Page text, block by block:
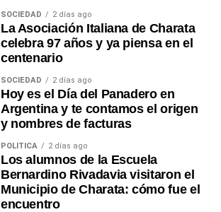
SOCIEDAD 2 días ago
La Asociación Italiana de Charata
celebra 97 años y ya piensa en el
centenario
SOCIEDAD 2 días ago
Hoy es el Día del Panadero en
Argentina y te contamos el origen
y nombres de facturas
POLÍTICA 2 días ago
Los alumnos de la Escuela
Bernardino Rivadavia visitaron el
Municipio de Charata: cómo fue el
encuentro